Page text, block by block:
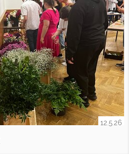
12.5.26